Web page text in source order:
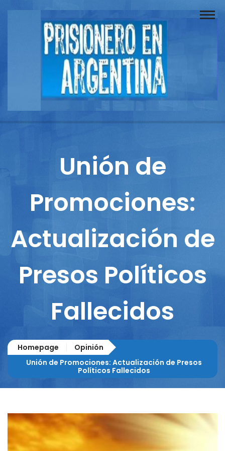
Buscador
Documentos
Columnistas
Unión de
Promociones:
Actualización de
Presos Políticos
Fallecidos
Homepage
Opinión
Unión de Promociones: Actualización de Presos
Políticos Fallecidos